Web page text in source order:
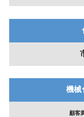
機械
顧客